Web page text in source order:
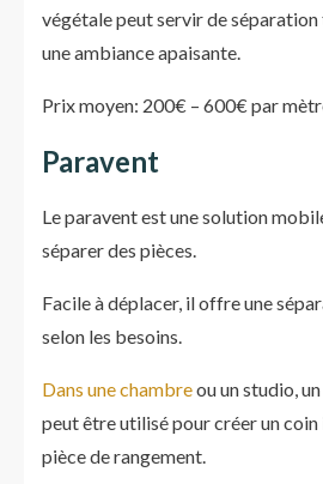
végétale peut servir de
une ambiance apaisante.
Prix moyen: 200€ – 600€ par
Paravent
Le paravent est une solution
séparer des pièces.
Facile à déplacer, il offre une
selon les besoins.
Dans une chambreou un studio,
peut être utilisé pour créer un coin
pièce de rangement.